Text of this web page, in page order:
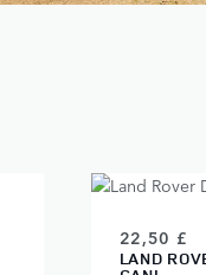
22,50 £
LAND